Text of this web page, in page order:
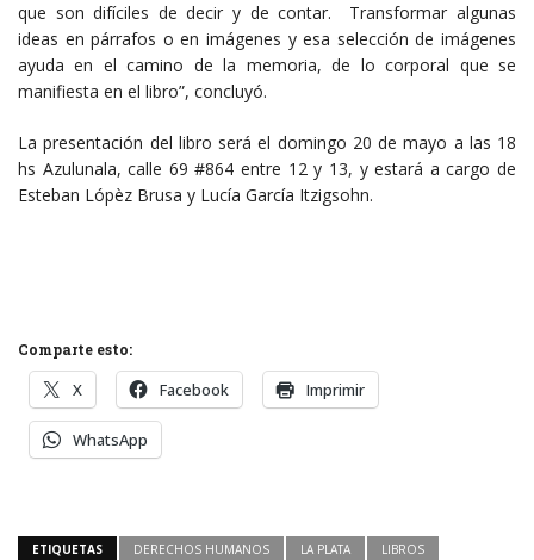
que son difíciles de decir y de contar. Transformar algunas
ideas en párrafos o en imágenes y esa selección de imágenes
ayuda en el camino de la memoria, de lo corporal que se
manifiesta en el libro”, concluyó.
La presentación del libro será el domingo 20 de mayo a las 18
hs Azulunala, calle 69 #864 entre 12 y 13, y estará a cargo de
Esteban Lópèz Brusa y Lucía García Itzigsohn.
Comparte esto:
X Facebook Imprimir
WhatsApp
ETIQUETAS DERECHOS HUMANOS LA PLATA
LIBROS